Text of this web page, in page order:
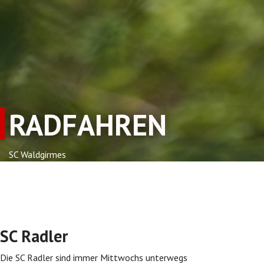
RADFAHREN
SC Waldgirmes
SC Radler
Die SC Radler sind immer Mittwochs unterwegs